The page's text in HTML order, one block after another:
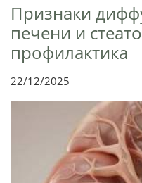
Признаки
печени и
профилактика
22/12/2025